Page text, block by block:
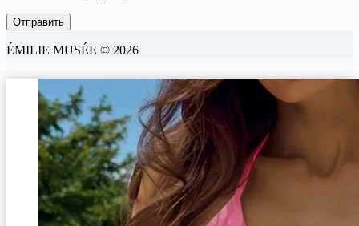
ÉMILIE MUSÉE © 2026